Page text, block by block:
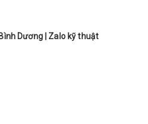
Dương | Zalo kỹ thuật